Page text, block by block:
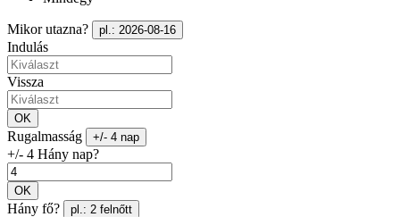
Mikor utazna? pl.: 2026-08-16
Indulás
Vissza
OK
Rugalmasság +/- 4 nap
+/- 4 Hány nap?
OK
Hány fő? pl.: 2 felnőtt